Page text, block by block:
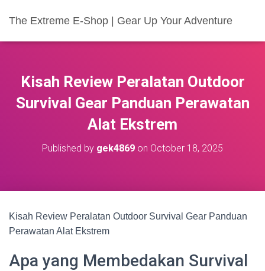
The Extreme E-Shop | Gear Up Your Adventure
Kisah Review Peralatan Outdoor
Survival Gear Panduan Perawatan
Alat Ekstrem
Published by gek4869 on October 18, 2025
Kisah Review Peralatan Outdoor Survival Gear Panduan
Perawatan Alat Ekstrem
Apa yang Membedakan Survival